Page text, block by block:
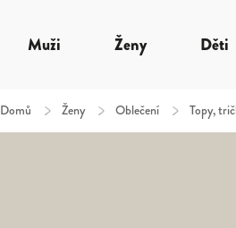
Muži Ženy Děti
Domů / Ženy / Oblečení / Topy,